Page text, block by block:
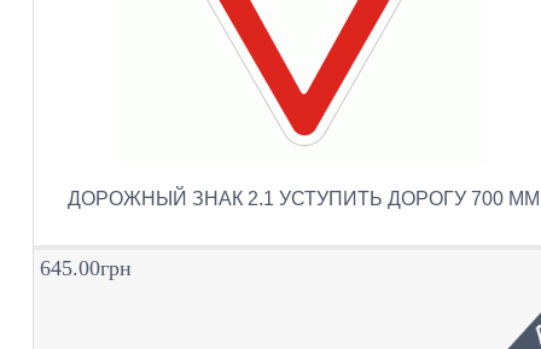
ДОРОЖНЫЙ ЗНАК 2.1 УСТУПИТЬ ДОРОГУ 700 ММ
645.00грн